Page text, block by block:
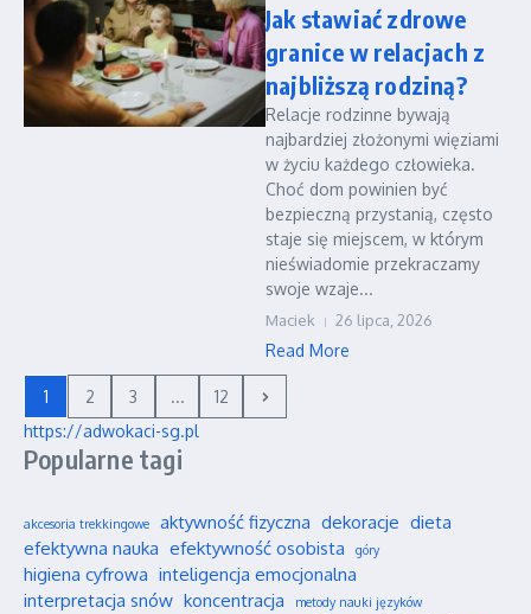
Jak stawiać zdrowe
granice w relacjach z
najbliższą rodziną?
Relacje rodzinne bywają
najbardziej złożonymi więziami
w życiu każdego człowieka.
Choć dom powinien być
bezpieczną przystanią, często
staje się miejscem, w którym
nieświadomie przekraczamy
swoje wzaje...
Maciek 26 lipca, 2026
Read More
1 2 3 ...
12
https://adwokaci-sg.pl
Popularne tagi
akcesoria trekkingowe aktywność fizyczna dekoracje dieta
efektywna nauka efektywność osobista góry
higiena cyfrowa inteligencja emocjonalna
interpretacja snów koncentracja
metody nauki języków